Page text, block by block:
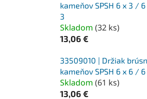
kameňov SPSH 6 x 3 /
3
Skladom (32 ks)
13,06 €
33509010 | Držiak
kameňov SPSH 6 x 6 / 6
Skladom (61 ks)
13,06 €